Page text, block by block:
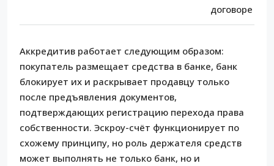
договоре
Аккредитив работает следующим образом:
покупатель размещает средства в банке, банк
блокирует их и раскрывает продавцу только
после предъявления документов,
подтверждающих регистрацию перехода права
собственности. Эскроу-счёт функционирует по
схожему принципу, но роль держателя средств
может выполнять не только банк, но и